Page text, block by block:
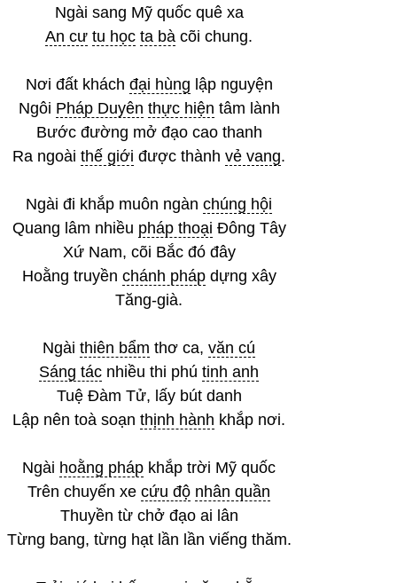
Ngài sang Mỹ quốc quê xa
An cư tu học ta bà cõi chung.
Nơi đất khách đại hùng lập nguyện
Ngôi Pháp Duyên thực hiện tâm lành
Bước đường mở đạo cao thanh
Ra ngoài thế giới được thành vẻ vang.
Ngài đi khắp muôn ngàn chúng hội
Quang lâm nhiều pháp thoại Đông Tây
Xứ Nam, cõi Bắc đó đây
Hoằng truyền chánh phápdựng xây
Tăng-già.
Ngài thiên bẩm thơ ca, văn cú
Sáng tác nhiều thi phú tinh anh
Tuệ Đàm Tử, lấy bút danh
Lập nên toà soạn thịnh hành khắp nơi.
Ngài hoằng pháp khắp trời Mỹ quốc
Trên chuyến xe cứu độ nhân quần
Thuyền từ chở đạo ai lân
Từng bang, từng hạt lần lần viếng thăm.